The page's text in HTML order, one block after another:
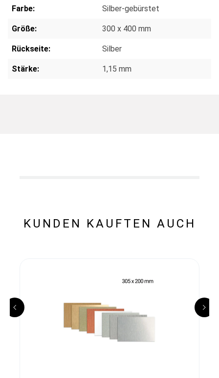
Farbe: Silber-gebürstet
Größe: 300 x 400 mm
Rückseite: Silber
Stärke: 1,15 mm
KUNDEN KAUFTEN AUCH